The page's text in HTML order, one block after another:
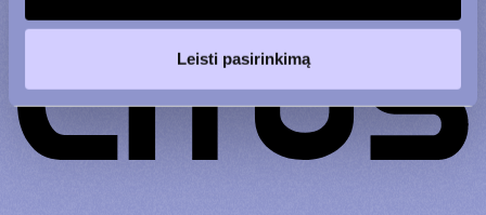
Leisti pasirinkimą